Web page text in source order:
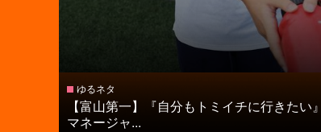
ゆるネタ
【富山第一】『自分もトミイチに行きた
マネージャ...